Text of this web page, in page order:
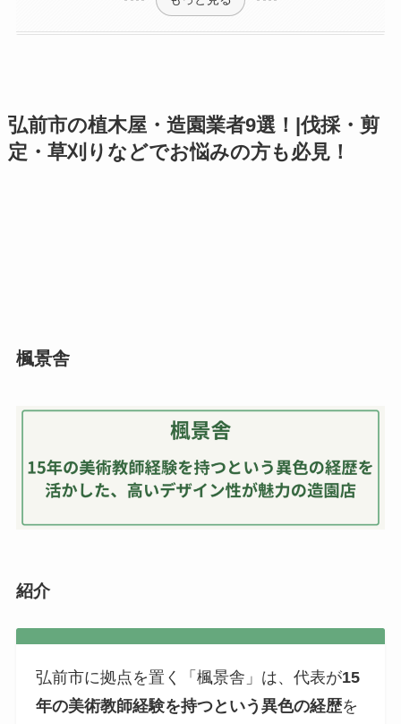
弘前市の植木屋・造園業者9選！|伐採・剪
定・草刈りなどでお悩みの方も必見！
楓景舎
紹介
弘前市に拠点を置く「楓景舎」は、代表が15
年の美術教師経験を持つという異色の経歴を